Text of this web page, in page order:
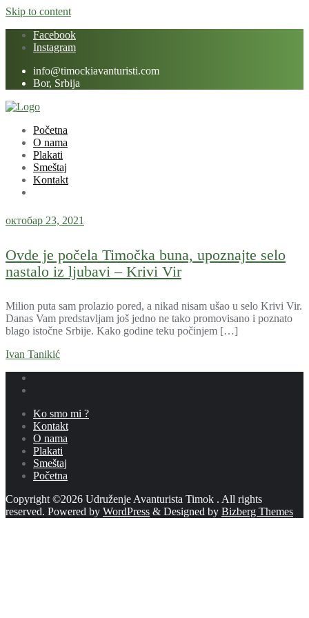
Skip to content
Facebook
Instagram
info@timockiavanturisti.com
Bor, Srbija
Početna
O nama
Plakati
Smeštaj
Kontakt
октобар 23, 2021
Ovde je počela Timočka buna, upoznajte selo
nastalo iz ljubavi – Krivi Vir
Milion puta sam prolazio pored, a nikad nisam ušao u selo Krivi Vir.
Danas Vam predstavljam još jedno ne tako promovisano i poznato
blago istočne Srbije. Kako godine teku počinjem […]
Ivan Tanikić
Ko smo mi ?
Kontakt
O nama
Plakati
Smeštaj
Početna
Copyright ©2026 Udruženje Avanturista Timok . All rights
reserved. Powered by WordPress & Designed by Bizberg Themes